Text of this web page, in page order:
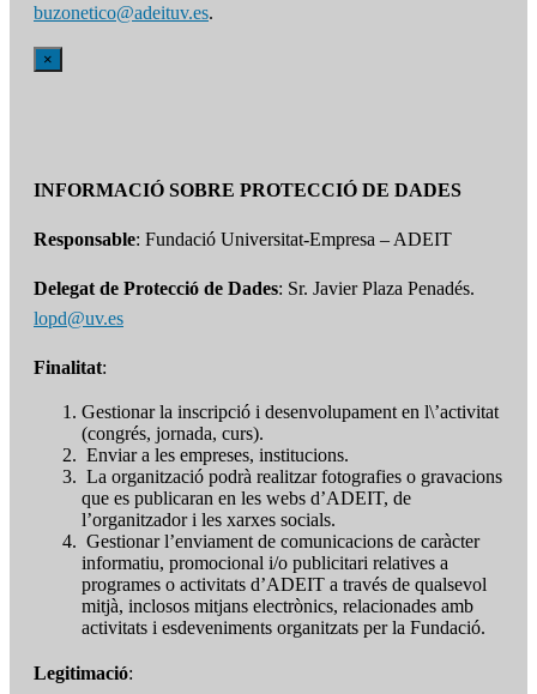
buzonetico@adeituv.es.
×
INFORMACIÓ SOBRE PROTECCIÓ DE DADES
Responsable: Fundació Universitat-Empresa – ADEIT
Delegat de Protecció de Dades: Sr. Javier Plaza Penadés.
lopd@uv.es
Finalitat:
Gestionar la inscripció i desenvolupament en l\’activitat
(congrés, jornada, curs).
Enviar a les empreses, institucions.
La organització podrà realitzar fotografies o gravacions
que es publicaran en les webs d’ADEIT, de
l’organitzador i les xarxes socials.
Gestionar l’enviament de comunicacions de caràcter
informatiu, promocional i/o publicitari relatives a
programes o activitats d’ADEIT a través de qualsevol
mitjà, inclosos mitjans electrònics, relacionades amb
activitats i esdeveniments organitzats per la Fundació.
Legitimació: